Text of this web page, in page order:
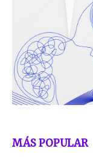
MÁS POPULAR